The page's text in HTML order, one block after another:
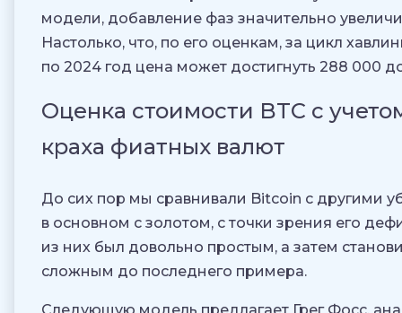
модели, добавление фаз значительно
Настолько, что, по его оценкам, за цикл
по 2024 год цена может достигнуть 288 000
Оценка стоимости BTC с
краха фиатных валют
До сих пор мы сравнивали Bitcoin с другими
в основном с золотом, с точки зрения его
из них был довольно простым, а затем
сложным до последнего примера.
Следующую модель предлагает Грег Фосс,